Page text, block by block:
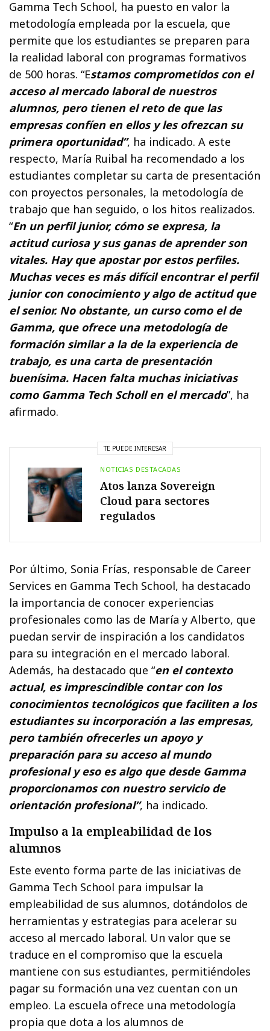
Gamma Tech School, ha puesto en valor la
metodología empleada por la escuela, que
permite que los estudiantes se preparen para
la realidad laboral con programas formativos
de 500 horas. “Estamos comprometidos con el
acceso al mercado laboral de nuestros
alumnos, pero tienen el reto de que las
empresas confíen en ellos y les ofrezcan su
primera oportunidad”, ha indicado. A este
respecto, María Ruibal ha recomendado a los
estudiantes completar su carta de presentación
con proyectos personales, la metodología de
trabajo que han seguido, o los hitos realizados.
“En un perfil junior, cómo se expresa, la
actitud curiosa y sus ganas de aprender son
vitales. Hay que apostar por estos perfiles.
Muchas veces es más difícil encontrar el perfil
junior con conocimiento y algo de actitud que
el senior. No obstante, un curso como el de
Gamma, que ofrece una metodología de
formación similar a la de la experiencia de
trabajo, es una carta de presentación
buenísima. Hacen falta muchas iniciativas
como Gamma Tech Scholl en el mercado”, ha
afirmado.
TE PUEDE INTERESAR
NOTICIAS DESTACADAS
Atos lanza Sovereign
Cloud para sectores
regulados
Por último, Sonia Frías, responsable de Career
Services en Gamma Tech School, ha destacado
la importancia de conocer experiencias
profesionales como las de María y Alberto, que
puedan servir de inspiración a los candidatos
para su integración en el mercado laboral.
Además, ha destacado que “en el contexto
actual, es imprescindible contar con los
conocimientos tecnológicos que faciliten a los
estudiantes su incorporación a las empresas,
pero también ofrecerles un apoyo y
preparación para su acceso al mundo
profesional y eso es algo que desde Gamma
proporcionamos con nuestro servicio de
orientación profesional”, ha indicado.
Impulso a la empleabilidad de los
alumnos
Este evento forma parte de las iniciativas de
Gamma Tech School para impulsar la
empleabilidad de sus alumnos, dotándolos de
herramientas y estrategias para acelerar su
acceso al mercado laboral. Un valor que se
traduce en el compromiso que la escuela
mantiene con sus estudiantes, permitiéndoles
pagar su formación una vez cuentan con un
empleo. La escuela ofrece una metodología
propia que dota a los alumnos de